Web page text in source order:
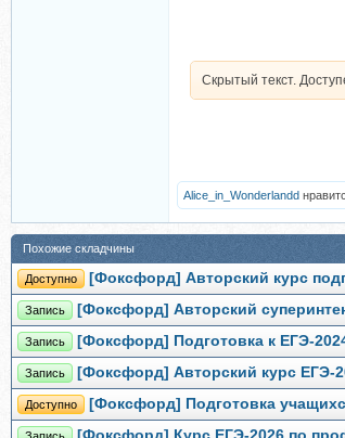
Скрытый текст.
Alice_in_Wonderlandd
Похожие складчины
Доступно [Фоксфорд] Авторский курс
Запись [Фоксфорд] Авторский
Запись [Фоксфорд] Подготовка к ЕГЭ-
Запись [Фоксфорд] Авторский курс ЕГЭ-
Доступно [Фоксфорд] Подготовка